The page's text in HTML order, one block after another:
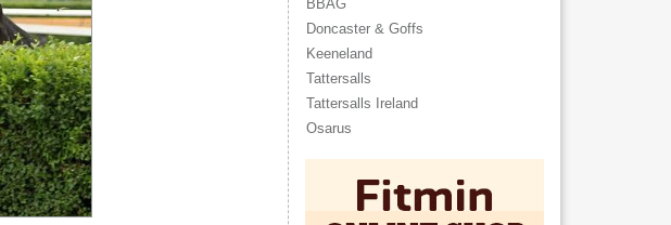
BBAG
Doncaster & Goffs
Keeneland
Tattersalls
Tattersalls Ireland
Osarus